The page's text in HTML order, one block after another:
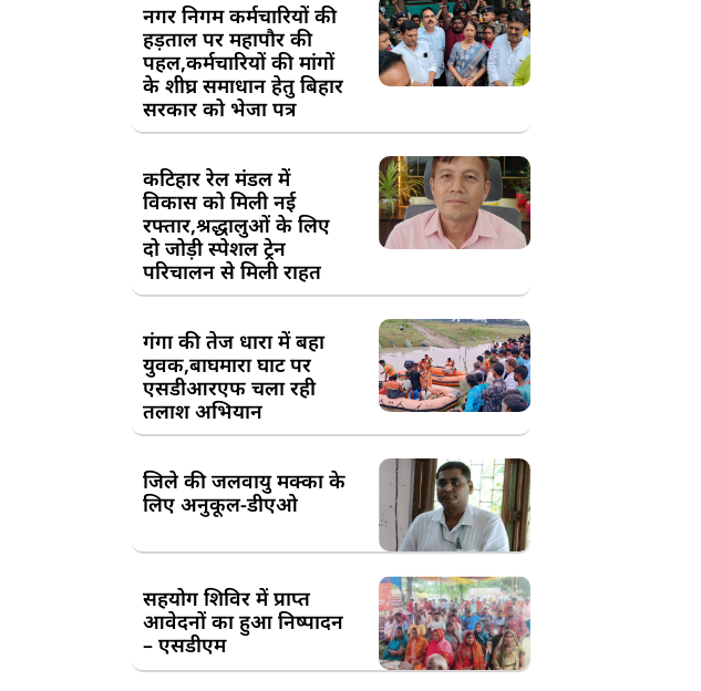
नगर निगम कर्मचारियों की
हड़ताल पर महापौर की
पहल,कर्मचारियों की मांगों
के शीघ्र समाधान हेतु बिहार
सरकार को भेजा पत्र
कटिहार रेल मंडल में
विकास को मिली नई
रफ्तार,श्रद्धालुओं के लिए
दो जोड़ी स्पेशल ट्रेन
परिचालन से मिली राहत
गंगा की तेज धारा में बहा
युवक,बाघमारा घाट पर
एसडीआरएफ चला रही
तलाश अभियान
जिले की जलवायु मक्का के
लिए अनुकूल-डीएओ
सहयोग शिविर में प्राप्त
आवेदनों का हुआ निष्पादन
– एसडीएम